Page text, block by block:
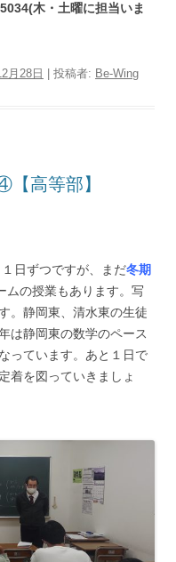
木・土曜に担当いま
月28日 投稿者: Be-Wing
【高等部】
日ずつですが、まだ冬期
ムの授業もあります。写
。静岡東、清水東の生徒
は静岡東の数学のペース
っています。あと１日で
着を図っていきましょ